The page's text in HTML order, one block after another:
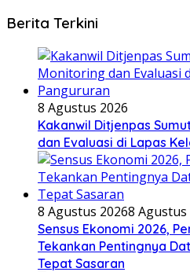
Berita Terkini
8 Agustus 2026
Kakanwil Ditjenpas
dan Evaluasi di Lapas
8 Agustus 20268 Agustus
Sensus Ekonomi 2026,
Tekankan Pentingnya
Tepat Sasaran